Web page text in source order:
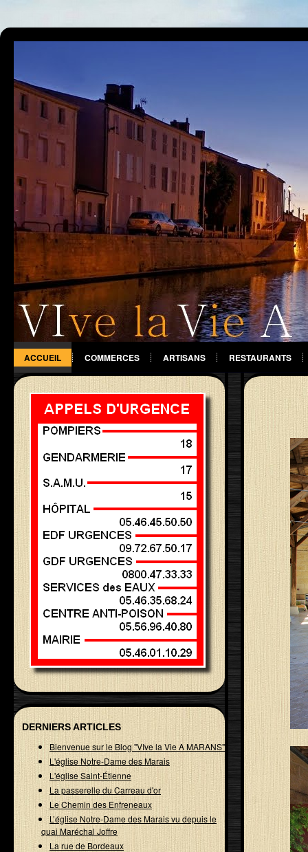
ACCUEIL COMMERCES ARTISANS RESTAURANTS
DIVERS
DERNIERS ARTICLES
Bienvenue sur le Blog "VIve la Vie A MARANS"
L'église Notre-Dame des Marais
L'église Saint-Étienne
La passerelle du Carreau d'or
Le Chemin des Enfreneaux
L’église Notre-Dame des Marais vu depuis le
quai Maréchal Joffre
La rue de Bordeaux